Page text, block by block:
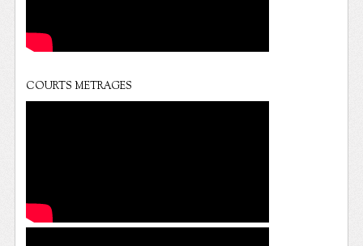
COURTS METRAGES